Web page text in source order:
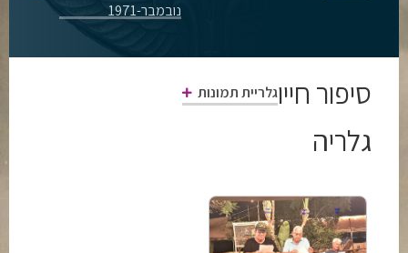
נובמבר-1971
סיפור חייוגלריית תמונות
גלריה